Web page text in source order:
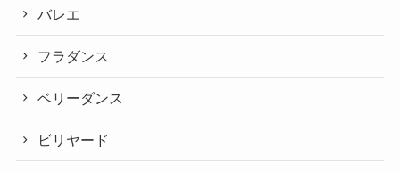
バレエ
フラダンス
ベリーダンス
ビリヤード